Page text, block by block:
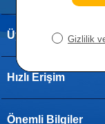
Üye
Hızlı Erişim
Önemli Bilgiler